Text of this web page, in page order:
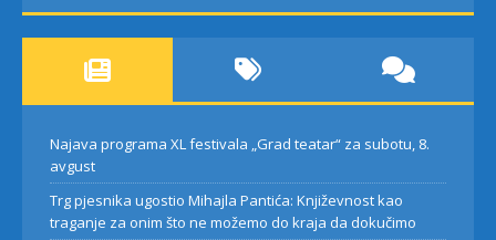
Najava programa XL festivala „Grad teatar“ za subotu, 8.
avgust
Trg pjesnika ugostio Mihajla Pantića: Književnost kao
traganje za onim što ne možemo do kraja da dokučimo